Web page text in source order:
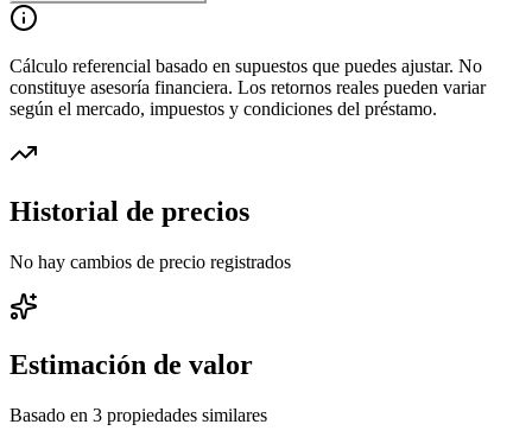
Cálculo referencial basado en supuestos que puedes ajustar. No
constituye asesoría financiera. Los retornos reales pueden variar
según el mercado, impuestos y condiciones del préstamo.
Historial de precios
No hay cambios de precio registrados
Estimación de valor
Basado en 3 propiedades similares